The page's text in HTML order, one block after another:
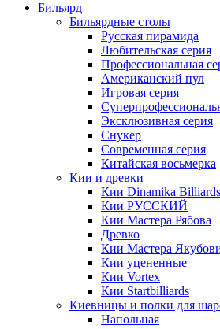
Бильярд
Бильярдные столы
Русская пирамида
Любительская серия
Профессиональная
Американский пул
Игровая серия
Эксклюзивная серия
Снукер
Современная серия
Китайская восьмерка
Кии и древки
Кии Dinamika Billiards
Кии РУССКИЙ
Кии Мастера Рябова
Древко
Кии Мастера
Кии уцененные
Кии Vortex
Кии Startbilliards
Киевницы и полки для
Напольная